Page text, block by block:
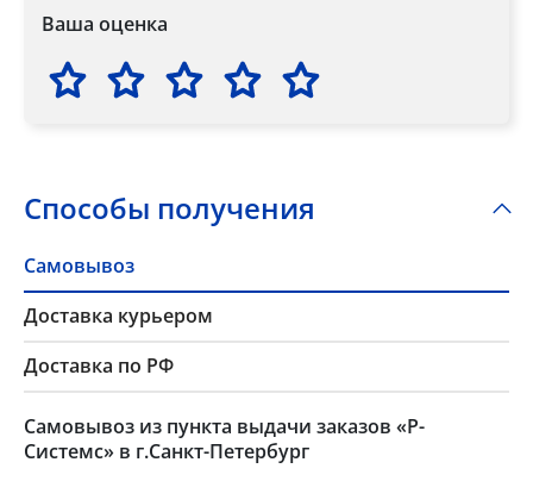
Ваша оценка
Способы получения
Самовывоз
Доставка курьером
Доставка по РФ
Самовывоз из пункта выдачи заказов «Р-
Системс» в г.Санкт-Петербург